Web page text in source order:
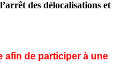
des délocalisations et
afin de participer à une